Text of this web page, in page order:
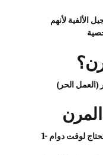
الألفية لأنهم
(العمل الحر)
1- ساعات عمل أقل: لأن بعض الأعمال لا تحتاج لوقت دوام